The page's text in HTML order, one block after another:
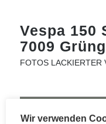
Vespa 150
7009
FOTOS LACKIERTER
Wir verwenden